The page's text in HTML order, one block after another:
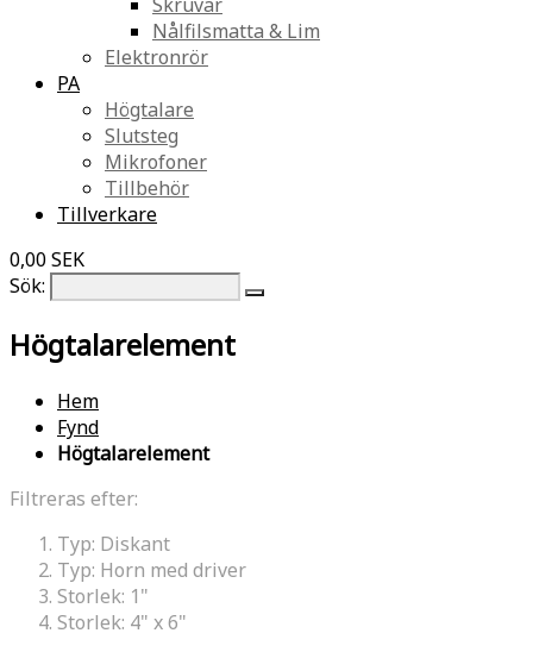
Nålfilsmatta & Lim
Elektronrör
PA
Högtalare
Slutsteg
Mikrofoner
Tillbehör
Tillverkare
0,00 SEK
Sök:
Högtalarelement
Hem
Fynd
Högtalarelement
Filtreras efter:
Typ: Diskant
Typ: Horn med driver
Storlek: 1"
Storlek: 4" x 6"